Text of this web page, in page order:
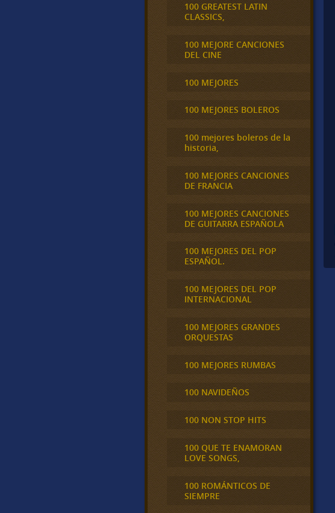
100 GREATEST LATIN
CLASSICS,
100 MEJORE CANCIONES
DEL CINE
100 MEJORES
100 MEJORES BOLEROS
100 mejores boleros de la
historia,
100 MEJORES CANCIONES
DE FRANCIA
100 MEJORES CANCIONES
DE GUITARRA ESPAÑOLA
100 MEJORES DEL POP
ESPAÑOL.
100 MEJORES DEL POP
INTERNACIONAL
100 MEJORES GRANDES
ORQUESTAS
100 MEJORES RUMBAS
100 NAVIDEÑOS
100 NON STOP HITS
100 QUE TE ENAMORAN
LOVE SONGS,
100 ROMÁNTICOS DE
SIEMPRE